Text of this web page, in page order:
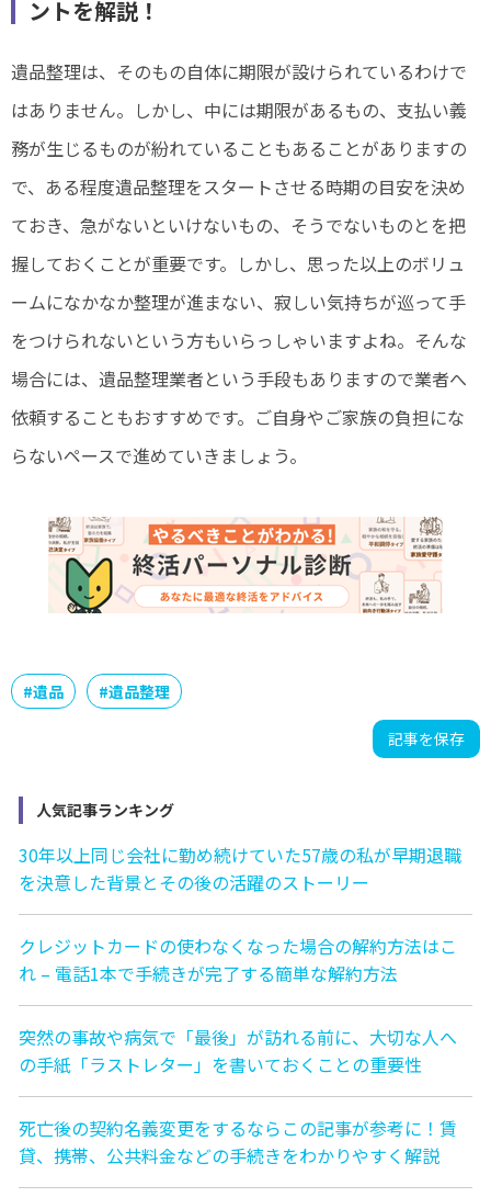
ントを解説！
遺品整理は、そのもの自体に期限が設けられているわけで
はありません。しかし、中には期限があるもの、支払い義
務が生じるものが紛れていることもあることがありますの
で、ある程度遺品整理をスタートさせる時期の目安を決め
ておき、急がないといけないもの、そうでないものとを把
握しておくことが重要です。しかし、思った以上のボリュ
ームになかなか整理が進まない、寂しい気持ちが巡って手
をつけられないという方もいらっしゃいますよね。そんな
場合には、遺品整理業者という手段もありますので業者へ
依頼することもおすすめです。ご自身やご家族の負担にな
らないペースで進めていきましょう。
#遺品 #遺品整理
記事を保存
人気記事ランキング
30年以上同じ会社に勤め続けていた57歳の私が早期退職
を決意した背景とその後の活躍のストーリー
クレジットカードの使わなくなった場合の解約方法はこ
れ – 電話1本で手続きが完了する簡単な解約方法
突然の事故や病気で「最後」が訪れる前に、大切な人へ
の手紙「ラストレター」を書いておくことの重要性
死亡後の契約名義変更をするならこの記事が参考に！賃
貸、携帯、公共料金などの手続きをわかりやすく解説